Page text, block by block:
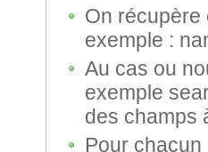
On récupère
exemple :
Au cas ou
exemple
des champs
Pour